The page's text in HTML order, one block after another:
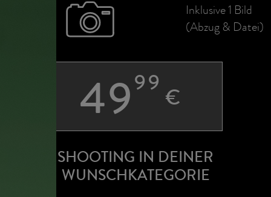
Inklusive 1 Bild
(Abzug & Datei)
4999 €
SHOOTING IN DEINER
WUNSCHKATEGORIE